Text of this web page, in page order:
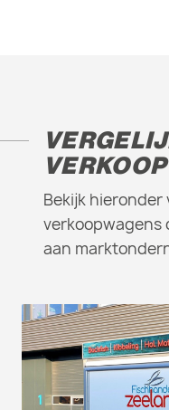
Bekijk
verkoopwagens
aan